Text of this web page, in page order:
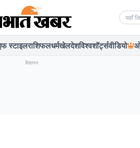
स्टाइलराशिफलधर्मखेलदेशविश्वशॉर्ट्सवीडियो
विज्ञापन